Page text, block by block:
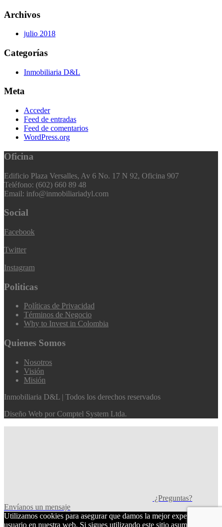
Archivos
julio 2018
Categorías
Inmobiliaria D&L
Meta
Acceder
Feed de entradas
Feed de comentarios
WordPress.org
Oficina
Edificio Plaza Versalles, Av 6 No. 17 N 92, Oficina 907
Teléfono: (602) 660 89 48
Email: info@inmobiliariadyl.com
Social
Facebook
Twitter
Instagram
Politicas
Políticas de Privacidad
Términos de Negocio
Why to Invest in Colombia
Quienes Somos
Nosotros
Visión
Misión
Inmobiliaria D&L | Todos los derechos reservados
Diseño Web por Comptel System Ltda.
¿Preguntas?
Envíanos un mensaje
Utilizamos cookies para asegurar que damos la mejor experiencia al
usuario en nuestra web. Si sigues utilizando este sitio asumiremos